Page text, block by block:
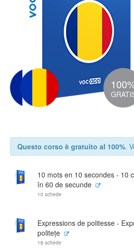
Questo corso è gratuito al 100%.
10 mots en 10 secondes - 10
în 60 de secunde
10 schede
Expressions de politesse -
politețe
18 schede